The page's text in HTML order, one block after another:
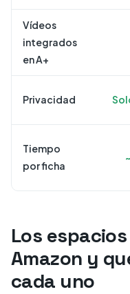
Vídeos
integrados
en A+
Privacidad
Tiempo
por ficha
Los
Amazon y
cada uno